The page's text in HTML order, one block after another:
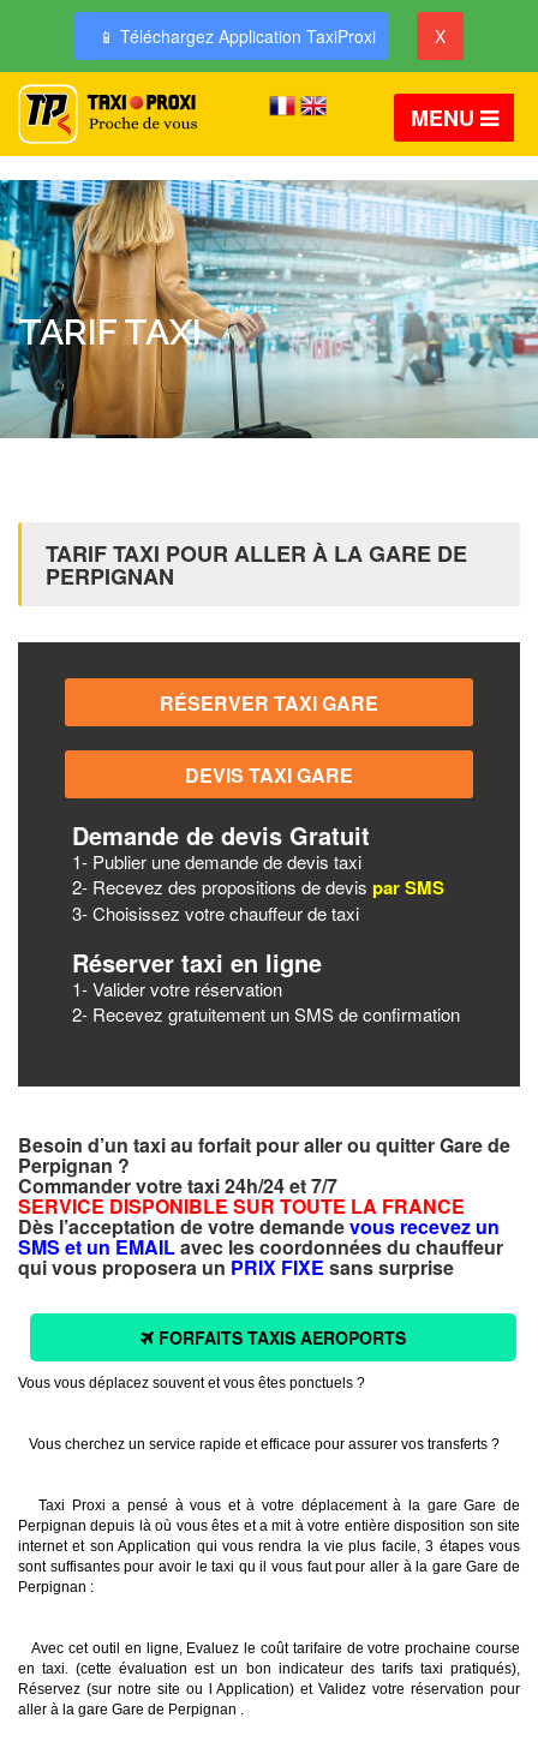
📱 Téléchargez Application TaxiProxi X
MENU
TARIF TAXI
TARIF TAXI POUR ALLER À LA GARE DE
PERPIGNAN
Demande de devis Gratuit
1- Publier une demande de devis taxi
2- Recevez des propositions de devis par SMS
3- Choisissez votre chauffeur de taxi
Réserver taxi en ligne
1- Valider votre réservation
2- Recevez gratuitement un SMS de confirmation
Besoin d’un taxi au forfait pour aller ou quitter Gare de
Perpignan ?
Commander votre taxi 24h/24 et 7/7
SERVICE DISPONIBLE SUR TOUTE LA FRANCE
Dès l’acceptation de votre demandevous recevez un
SMS et un EMAILavec les coordonnées du chauffeur
qui vous proposera un PRIX FIXE sans surprise
FORFAITS TAXIS AEROPORTS
Vous vous déplacez souvent et vous êtes ponctuels ?
Vous cherchez un service rapide et efficace pour assurer vos transferts ?
Taxi Proxi a pensé à vous et à votre déplacement à la gare Gare de
Perpignan depuis là où vous êtes et a mit à votre entière disposition son site
internet et son Application qui vous rendra la vie plus facile, 3 étapes vous
sont suffisantes pour avoir le taxi qu il vous faut pour aller à la gare Gare de
Perpignan :
Avec cet outil en ligne, Evaluez le coût tarifaire de votre prochaine course
en taxi. (cette évaluation est un bon indicateur des tarifs taxi pratiqués),
Réservez (sur notre site ou l Application) et Validez votre réservation pour
aller à la gare Gare de Perpignan .